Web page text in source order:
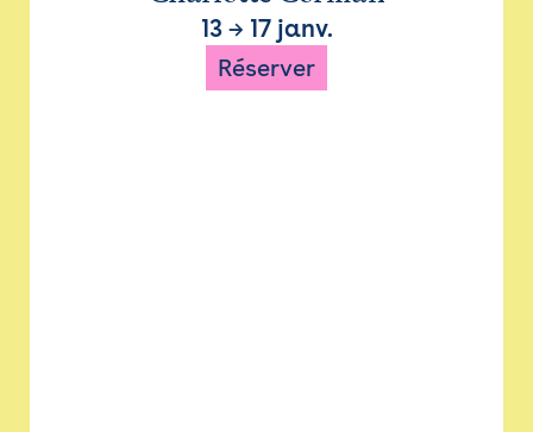
13→ 17 janv.
Réserver